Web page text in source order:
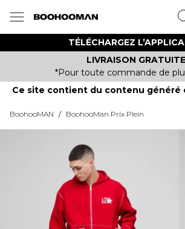
TÉLÉCHARGEZ
LIVRAISON
*Pour toute commande de
Ce site contient du contenu généré
BoohooMAN / BoohooMan Prix Plein